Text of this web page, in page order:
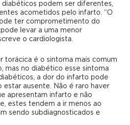
diabéticos podem ser diferentes,
acometidos pelo infarto. “O
ter comprometimento do
levar a uma menor
o cardiologista.
torácica é o sintoma mais comum
mas no diabético esse sintoma
a dor do infarto pode
estar ausente. Não é raro haver
apresentam infarto e não
estes tendem a ir menos ao
sendo subdiagnosticados e